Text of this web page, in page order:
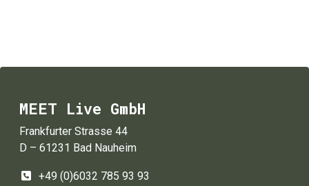
MEET Live GmbH
Frankfurter Strasse 44
D – 61231 Bad Nauheim
+49 (0)6032 785 93 93